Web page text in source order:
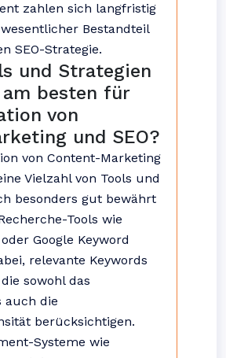
zahlen sich langfristig
Bestandteil
SEO-Strategie.
und Strategien
besten für
von
und SEO?
von Content-Marketing
Vielzahl von Tools und
besonders gut bewährt
Tools wie
Google Keyword
relevante Keywords
sowohl das
auch die
berücksichtigen.
Systeme wie